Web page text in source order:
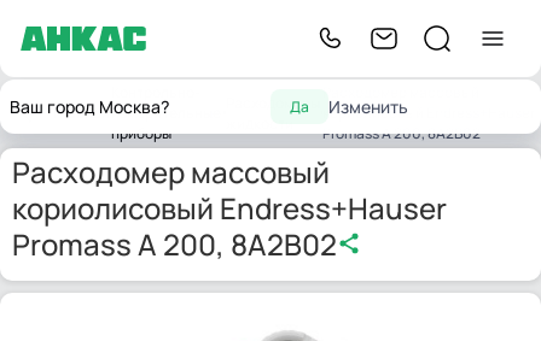
Ваш город Москва? Да Изменить
Главнаяизмерительные
приборы
Расходомеры
кориолисовый Endress+Hauser
Promass A 200, 8A2B02
Расходомер массовый
кориолисовый Endress+Hauser
Promass A 200, 8A2B02